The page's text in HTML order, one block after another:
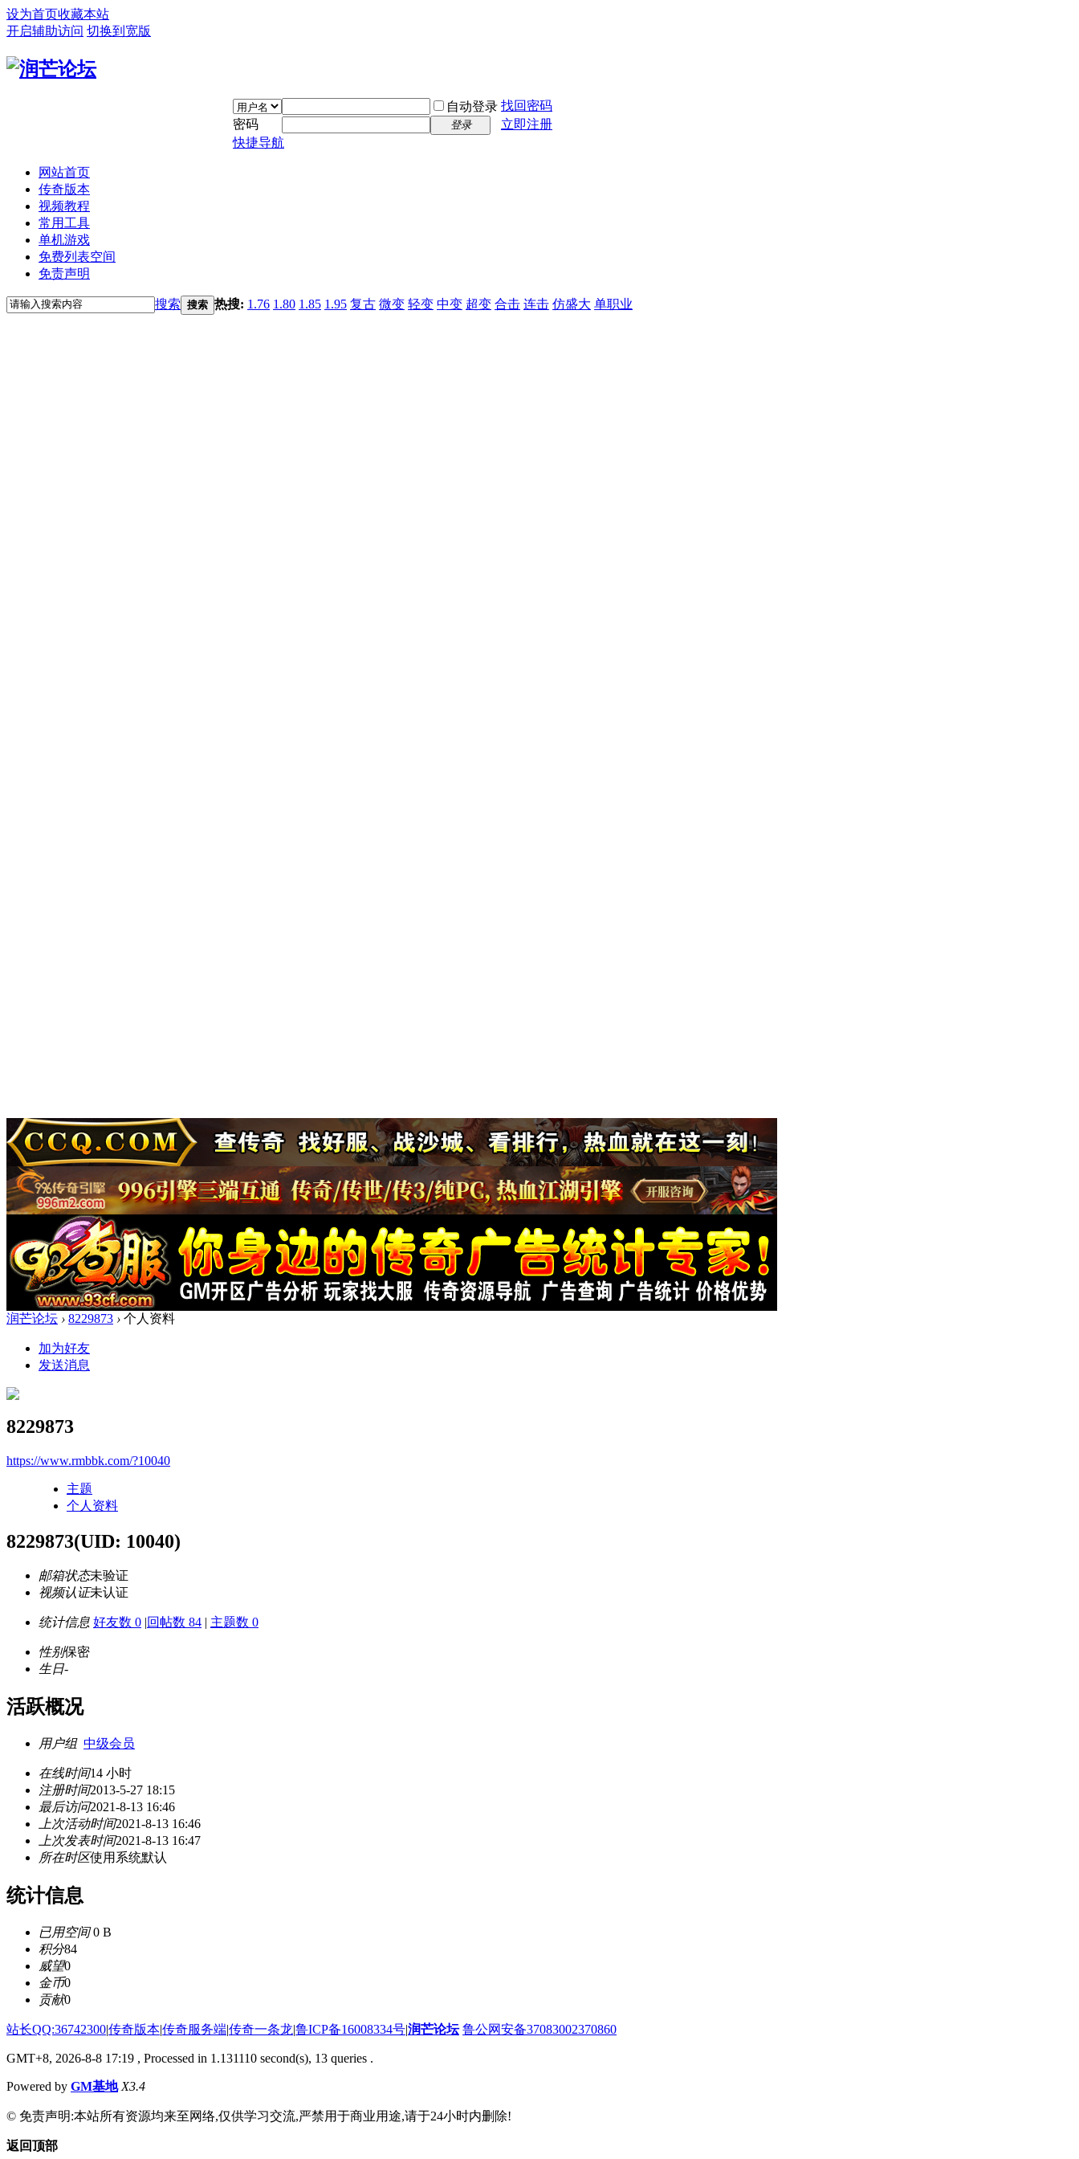
设为首页收藏本站
开启辅助访问 切换到宽版
自动登录 找回密码
密码
登录
立即注册
快捷导航
网站首页
传奇版本
视频教程
常用工具
单机游戏
免费列表空间
免责声明
搜索 搜索 热搜: 1.76 1.80 1.85 1.95 复古 微变 轻变 中变 超变 合击 连击 仿盛大 单职业
润芒论坛 › 8229873 › 个人资料
加为好友
发送消息
8229873
https://www.rmbbk.com/?10040
主题
个人资料
8229873(UID: 10040)
邮箱状态未验证
视频认证未认证
统计信息 好友数 0 |回帖数 84 | 主题数 0
性别保密
生日-
活跃概况
用户组 中级会员
在线时间14 小时
注册时间2013-5-27 18:15
最后访问2021-8-13 16:46
上次活动时间2021-8-13 16:46
上次发表时间2021-8-13 16:47
所在时区使用系统默认
统计信息
已用空间0 B
积分84
威望0
金币0
贡献0
站长QQ:36742300|传奇版本|传奇服务端|传奇一条龙|鲁ICP备16008334号|润芒论坛 鲁公网安备37083002370860
GMT+8, 2026-8-8 17:19 , Processed in 1.131110 second(s), 13 queries .
Powered by GM基地 X3.4
© 免责声明:本站所有资源均来至网络,仅供学习交流,严禁用于商业用途,请于24小时内删除!
返回顶部